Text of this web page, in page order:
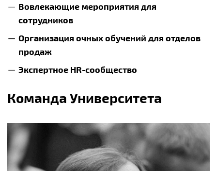
Вовлекающие мероприятия для
сотрудников
Организация очных обучений для отделов
продаж
Экспертное HR-сообщество
Команда Университета